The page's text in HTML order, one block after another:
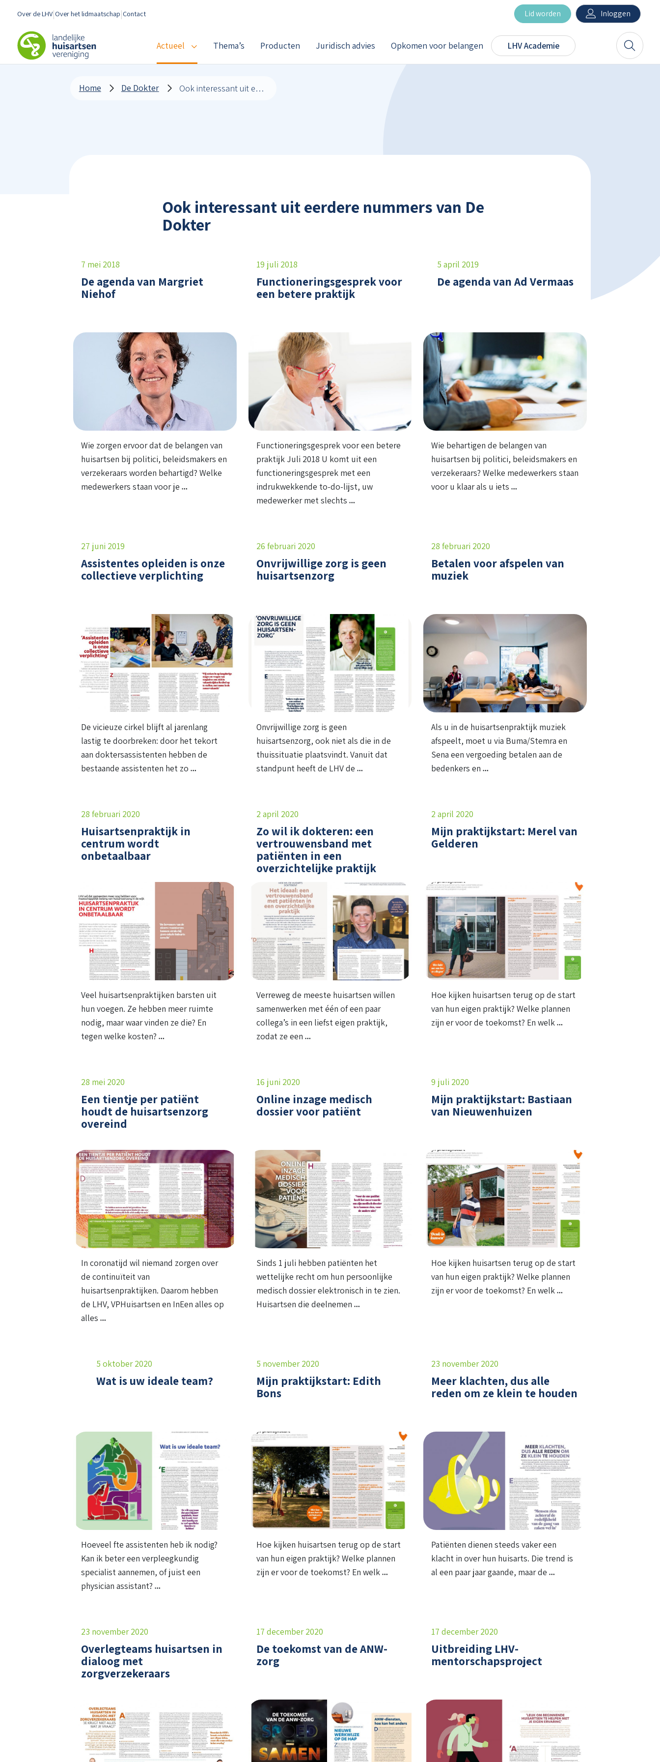
Over de LHV Over het lidmaatschap Contact Lid worden Inloggen
LHV
Actueel Thema’s Producten Juridisch advies Opkomen voor belangen LHV Academie
Zoeken
Home De Dokter Ook interessant uit eerdere nummers van De Dokter
Ook interessant uit eerdere nummers van De
Dokter
7 mei 2018
De agenda van Margriet
Niehof
Wie zorgen ervoor dat de belangen van
huisartsen bij politici, beleidsmakers en
verzekeraars worden behartigd? Welke
medewerkers staan voor je
19 juli 2018
Functioneringsgesprek voor
een betere praktijk
Functioneringsgesprek voor een betere
praktijk Juli 2018 U komt uit een
functioneringsgesprek met een
indrukwekkende to-do-lijst, uw
medewerker met slechts
5 april 2019
De agenda van Ad Vermaas
Wie behartigen de belangen van
huisartsen bij politici, beleidsmakers en
verzekeraars? Welke medewerkers staan
voor u klaar als u iets
27 juni 2019
Assistentes opleiden is onze
collectieve verplichting
De vicieuze cirkel blijft al jarenlang
lastig te doorbreken: door het tekort
aan doktersassistenten hebben de
bestaande assistenten het zo
26 februari 2020
Onvrijwillige zorg is geen
huisartsenzorg
Onvrijwillige zorg is geen
huisartsenzorg, ook niet als die in de
thuissituatie plaatsvindt. Vanuit dat
standpunt heeft de LHV de
28 februari 2020
Betalen voor afspelen van
muziek
Als u in de huisartsenpraktijk muziek
afspeelt, moet u via Buma/Stemra en
Sena een vergoeding betalen aan de
bedenkers en
28 februari 2020
Huisartsenpraktijk in
centrum wordt
onbetaalbaar
Veel huisartsenpraktijken barsten uit
hun voegen. Ze hebben meer ruimte
nodig, maar waar vinden ze die? En
tegen welke kosten?
2 april 2020
Zo wil ik dokteren: een
vertrouwensband met
patiënten in een
overzichtelijke praktijk
Verreweg de meeste huisartsen willen
samenwerken met één of een paar
collega’s in een liefst eigen praktijk,
zodat ze een
2 april 2020
Mijn praktijkstart: Merel van
Gelderen
Hoe kijken huisartsen terug op de start
van hun eigen praktijk? Welke plannen
zijn er voor de toekomst? En welk
28 mei 2020
Een tientje per patiënt
houdt de huisartsenzorg
overeind
In coronatijd wil niemand zorgen over
de continuïteit van
huisartsenpraktijken. Daarom hebben
de LHV, VPHuisartsen en InEen alles op
alles
16 juni 2020
Online inzage medisch
dossier voor patiënt
Sinds 1 juli hebben patiënten het
wettelijke recht om hun persoonlijke
medisch dossier elektronisch in te zien.
Huisartsen die deelnemen
9 juli 2020
Mijn praktijkstart: Bastiaan
van Nieuwenhuizen
Hoe kijken huisartsen terug op de start
van hun eigen praktijk? Welke plannen
zijn er voor de toekomst? En welk
5 oktober 2020
Wat is uw ideale team?
Hoeveel fte assistenten heb ik nodig?
Kan ik beter een verpleegkundig
specialist aannemen, of juist een
physician assistant?
5 november 2020
Mijn praktijkstart: Edith
Bons
Hoe kijken huisartsen terug op de start
van hun eigen praktijk? Welke plannen
zijn er voor de toekomst? En welk
23 november 2020
Meer klachten, dus alle
reden om ze klein te houden
Patiënten dienen steeds vaker een
klacht in over hun huisarts. Die trend is
al een paar jaar gaande, maar de
23 november 2020
Overlegteams huisartsen in
dialoog met
zorgverzekeraars
17 december 2020
De toekomst van de ANW-
zorg
17 december 2020
Uitbreiding LHV-
mentorschapsproject